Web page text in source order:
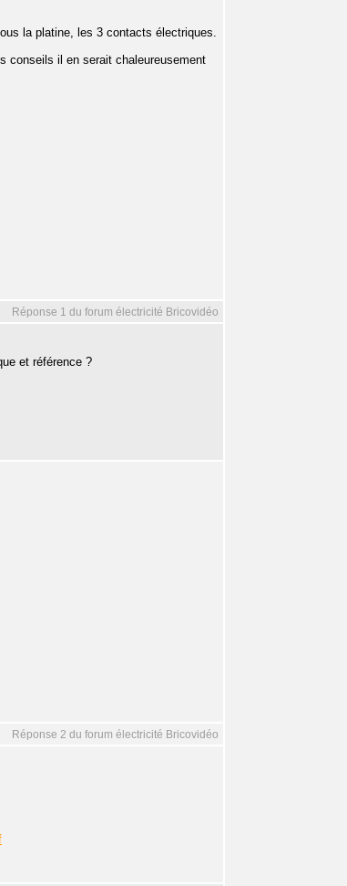
la platine, les 3 contacts électriques.
conseils il en serait chaleureusement
Réponse 1 du forum électricité Bricovidéo
et référence ?
Réponse 2 du forum électricité Bricovidéo